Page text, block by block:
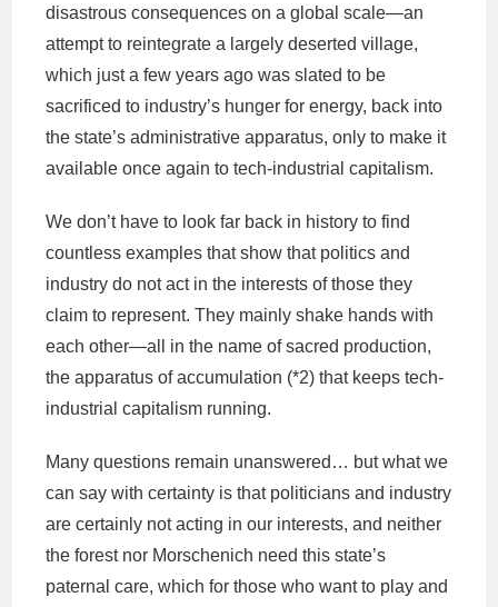
disastrous consequences on a global scale—an
attempt to reintegrate a largely deserted village,
which just a few years ago was slated to be
sacrificed to industry’s hunger for energy, back into
the state’s administrative apparatus, only to make it
available once again to tech-industrial capitalism.
We don’t have to look far back in history to find
countless examples that show that politics and
industry do not act in the interests of those they
claim to represent. They mainly shake hands with
each other—all in the name of sacred production,
the apparatus of accumulation (*2) that keeps tech-
industrial capitalism running.
Many questions remain unanswered… but what we
can say with certainty is that politicians and industry
are certainly not acting in our interests, and neither
the forest nor Morschenich need this state’s
paternal care, which for those who want to play and